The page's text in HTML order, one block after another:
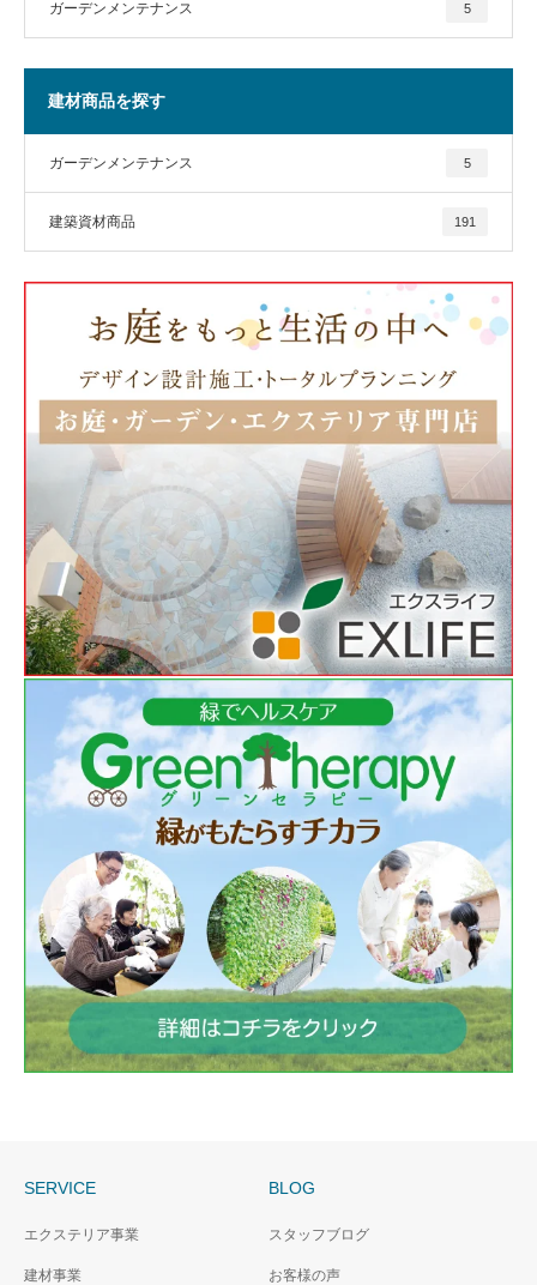
ガーデンメンテナンス 5
建材商品を探す
ガーデンメンテナンス 5
建築資材商品 191
SERVICE
エクステリア事業
建材事業
BLOG
スタッフブログ
お客様の声